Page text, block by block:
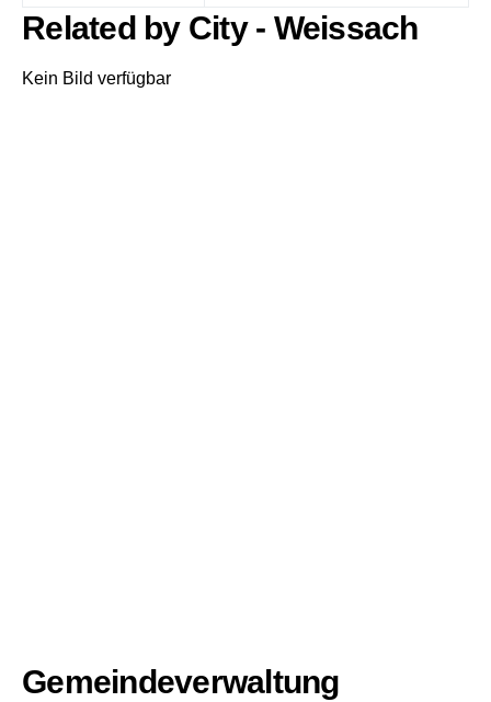
Related by City - Weissach
Kein Bild verfügbar
Gemeindeverwaltung